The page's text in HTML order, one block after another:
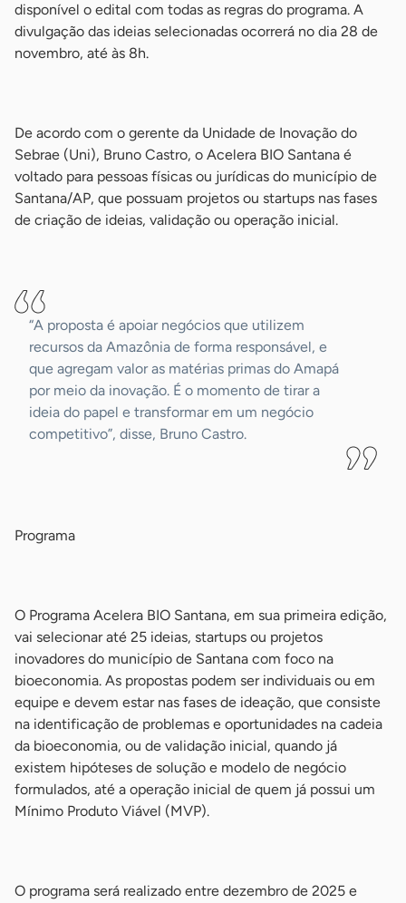
disponível o edital com todas as regras do programa. A
divulgação das ideias selecionadas ocorrerá no dia 28 de
novembro, até às 8h.
De acordo com o gerente da Unidade de Inovação do
Sebrae (Uni), Bruno Castro, o Acelera BIO Santana é
voltado para pessoas físicas ou jurídicas do município de
Santana/AP, que possuam projetos ou startups nas fases
de criação de ideias, validação ou operação inicial.
“A proposta é apoiar negócios que utilizem
recursos da Amazônia de forma responsável, e
que agregam valor as matérias primas do Amapá
por meio da inovação. É o momento de tirar a
ideia do papel e transformar em um negócio
competitivo”, disse, Bruno Castro.
Programa
O Programa Acelera BIO Santana, em sua primeira edição,
vai selecionar até 25 ideias, startups ou projetos
inovadores do município de Santana com foco na
bioeconomia. As propostas podem ser individuais ou em
equipe e devem estar nas fases de ideação, que consiste
na identificação de problemas e oportunidades na cadeia
da bioeconomia, ou de validação inicial, quando já
existem hipóteses de solução e modelo de negócio
formulados, até a operação inicial de quem já possui um
Mínimo Produto Viável (MVP).
O programa será realizado entre dezembro de 2025 e